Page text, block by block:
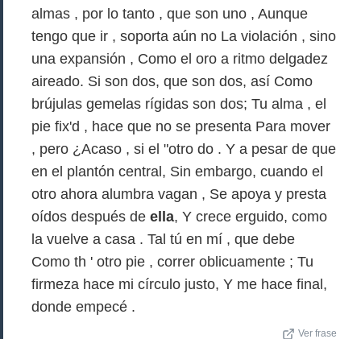
almas , por lo tanto , que son uno , Aunque
tengo que ir , soporta aún no La violación , sino
una expansión , Como el oro a ritmo delgadez
aireado. Si son dos, que son dos, así Como
brújulas gemelas rígidas son dos; Tu alma , el
pie fix'd , hace que no se presenta Para mover
, pero ¿Acaso , si el "otro do . Y a pesar de que
en el plantón central, Sin embargo, cuando el
otro ahora alumbra vagan , Se apoya y presta
oídos después de ella, Y crece erguido, como
la vuelve a casa . Tal tú en mí , que debe
Como th ' otro pie , correr oblicuamente ; Tu
firmeza hace mi círculo justo, Y me hace final,
donde empecé .
Ver frase